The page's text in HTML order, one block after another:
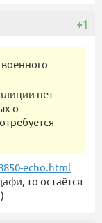
+1
нет
о
echo.html
то остаётся